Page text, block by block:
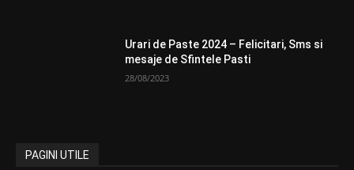
Urari de Paste 2024 – Felicitari, Sms si
mesaje de Sfintele Pasti
28/08/2023
PAGINI UTILE